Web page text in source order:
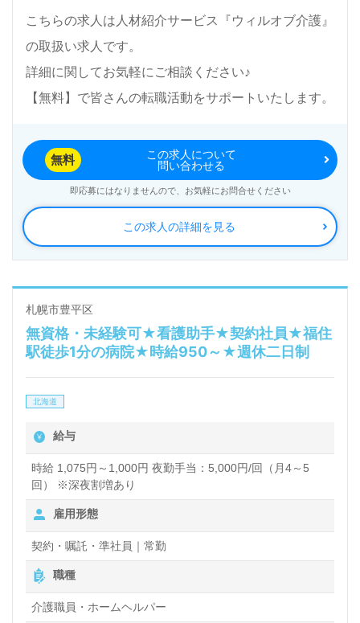
こちらの求人は人材紹介サービス『ウィルオブ介護』
の取扱い求人です。
詳細に関してお気軽にご相談ください♪
【無料】で皆さんの転職活動をサポートいたします。
この求人の詳細を見る
無料
この求人について
問い合わせる
即応募にはなりませんので、お気軽にお問合せください
札幌市豊平区
無資格・未経験可★看護助手★契約社員★福住
駅徒歩1分の病院★時給950～★週休二日制
北海道
給与
時給 1,075円～1,000円 夜勤手当：5,000円/回（月4～5
回） ※深夜割増あり
雇用形態
契約・嘱託・準社員｜常勤
職種
介護職員・ホームヘルパー